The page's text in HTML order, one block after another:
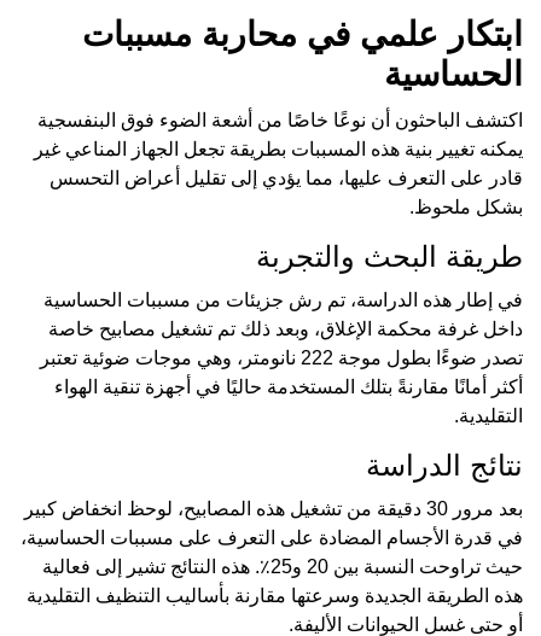
ابتكار علمي في محاربة مسببات
الحساسية
اكتشف الباحثون أن نوعًا خاصًا من أشعة الضوء فوق البنفسجية
يمكنه تغيير بنية هذه المسببات بطريقة تجعل الجهاز المناعي غير
قادر على التعرف عليها، مما يؤدي إلى تقليل أعراض التحسس
بشكل ملحوظ.
طريقة البحث والتجربة
في إطار هذه الدراسة، تم رش جزيئات من مسببات الحساسية
داخل غرفة محكمة الإغلاق، وبعد ذلك تم تشغيل مصابيح خاصة
تصدر ضوءًا بطول موجة 222 نانومتر، وهي موجات ضوئية تعتبر
أكثر أمانًا مقارنةً بتلك المستخدمة حاليًا في أجهزة تنقية الهواء
التقليدية.
نتائج الدراسة
بعد مرور 30 دقيقة من تشغيل هذه المصابيح، لوحظ انخفاض كبير
في قدرة الأجسام المضادة على التعرف على مسببات الحساسية،
حيث تراوحت النسبة بين 20 و25٪. هذه النتائج تشير إلى فعالية
هذه الطريقة الجديدة وسرعتها مقارنة بأساليب التنظيف التقليدية
أو حتى غسل الحيوانات الأليفة.